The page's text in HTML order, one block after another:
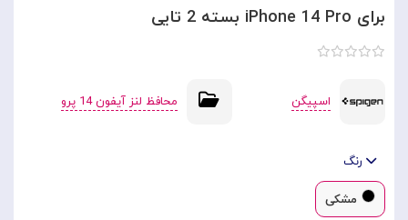
برای iPhone 14 Pro بسته 2 تایی
اسپیگن محافظ لنز آیفون 14 پرو
رنگ
مشکی